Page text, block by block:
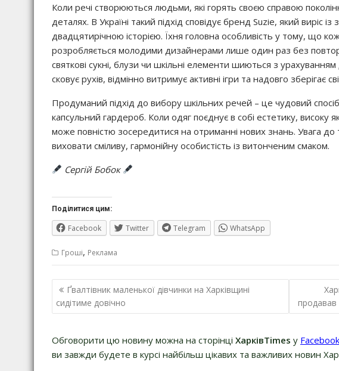
Коли речі створюються людьми, які горять своєю справою
деталях. В Україні такий підхід сповідує бренд Suzie, який виріс
двадцятирічною історією. Їхня головна особливість у тому, що
розробляється молодими дизайнерами лише один раз без
святкові сукні, блузи чи шкільні елементи шиються з
сковує рухів, відмінно витримує активні ігри та надовго зберігає
Продуманий підхід до вибору шкільних речей – це чудовий
капсульний гардероб. Коли одяг поєднує в собі естетику,
може повністю зосередитися на отриманні нових знань. Увага до
виховати сміливу, гармонійну особистість із витонченим смаком.
Сергій Бобок
Поділитися цим:
Facebook Twitter Telegram WhatsApp
Гроші, Реклама
Навігація
записів
Ґвалтівник маленької дівчинки на Харківщині
сидітиме довічно
Обговорити цю новину можна на сторінці ХарківTimes у Facebook
ви завжди будете в курсі найбільш цікавих та важливих новин